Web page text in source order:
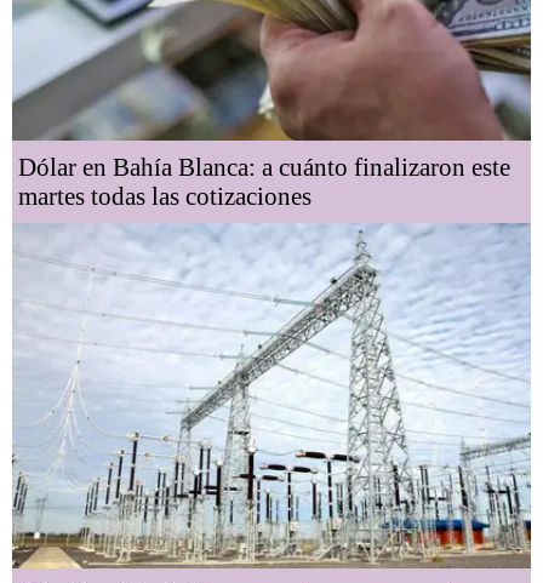
Dólar en Bahía Blanca: a cuánto finalizaron este
martes todas las cotizaciones